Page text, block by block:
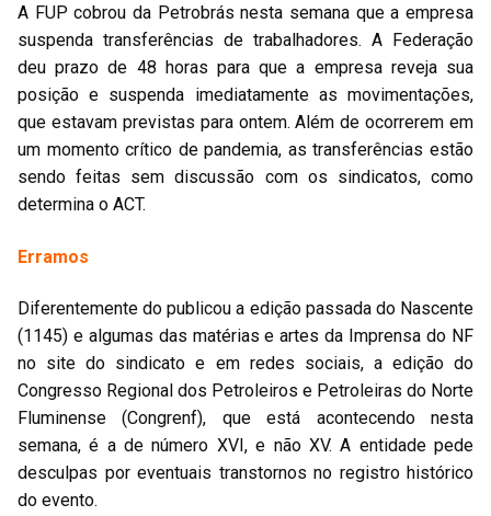
A FUP cobrou da Petrobrás nesta semana que a empresa
suspenda transferências de trabalhadores. A Federação
deu prazo de 48 horas para que a empresa reveja sua
posição e suspenda imediatamente as movimentações,
que estavam previstas para ontem. Além de ocorrerem em
um momento crítico de pandemia, as transferências estão
sendo feitas sem discussão com os sindicatos, como
determina o ACT.
Erramos
Diferentemente do publicou a edição passada do Nascente
(1145) e algumas das matérias e artes da Imprensa do NF
no site do sindicato e em redes sociais, a edição do
Congresso Regional dos Petroleiros e Petroleiras do Norte
Fluminense (Congrenf), que está acontecendo nesta
semana, é a de número XVI, e não XV. A entidade pede
desculpas por eventuais transtornos no registro histórico
do evento.